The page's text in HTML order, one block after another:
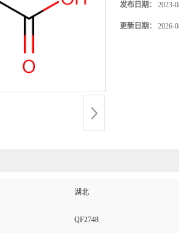
发布日期： 2023-
更新日期： 2026-
湖北
QF2748